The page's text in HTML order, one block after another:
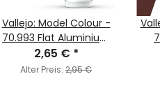
Vallejo: Model Colour -
70.993 Flat Aluminium
(MC151)
2,65 € *
Alter Preis: 2,95 €